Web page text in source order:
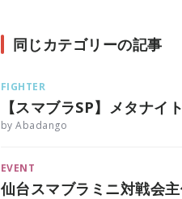
同じカテゴリーの記事
FIGHTER
【スマブラSP】メタナ
by Abadango
EVENT
仙台スマブラミニ対戦会